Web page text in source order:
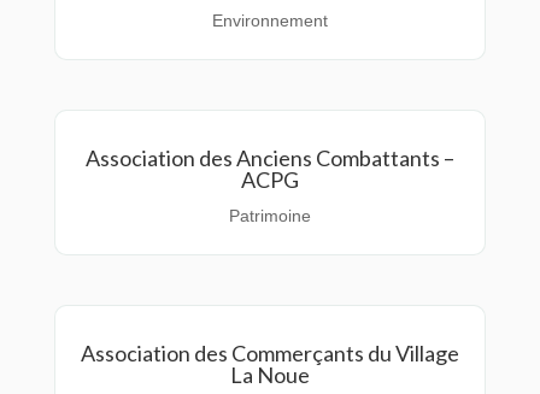
Environnement
Association des Anciens Combattants –
ACPG
Patrimoine
Association des Commerçants du Village
La Noue